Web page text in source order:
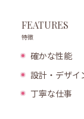
FEATURES
特徴
確かな性能
設計・デザイ
丁寧な仕事